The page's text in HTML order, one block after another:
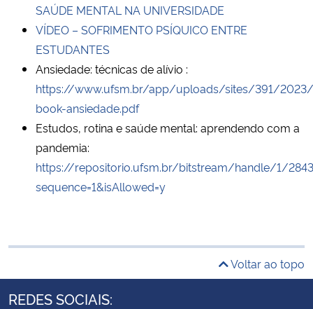
SAÚDE MENTAL NA UNIVERSIDADE
VÍDEO – SOFRIMENTO PSÍQUICO ENTRE
ESTUDANTES
Ansiedade: técnicas de alívio :
https://www.ufsm.br/app/uploads/sites/391/
book-ansiedade.pdf
Estudos, rotina e saúde mental: aprendendo com a
pandemia:
https://repositorio.ufsm.br/bitstream/handle/1/
sequence=1&isAllowed=y
Voltar ao topo
REDES SOCIAIS: